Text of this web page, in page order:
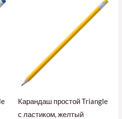
Карандаш простой Triangle
с ластиком, желтый